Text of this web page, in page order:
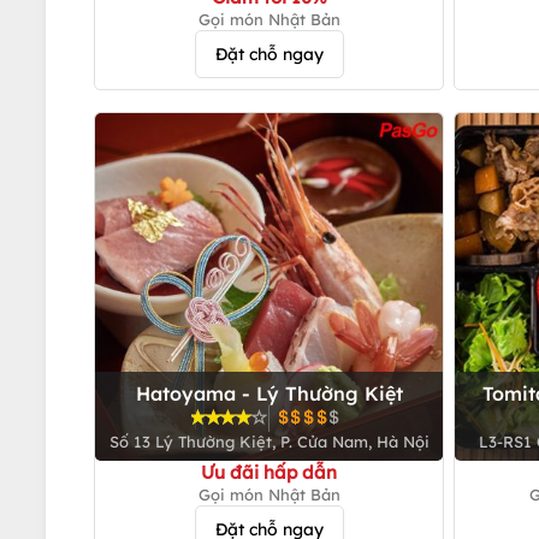
Gọi món Nhật Bản
Đặt chỗ ngay
Hatoyama - Lý Thường Kiệt
Số 13 Lý Thường Kiệt, P. Cửa Nam, Hà Nội
Ưu đãi hấp dẫn
Gọi món Nhật Bản
Đặt chỗ ngay
L3-